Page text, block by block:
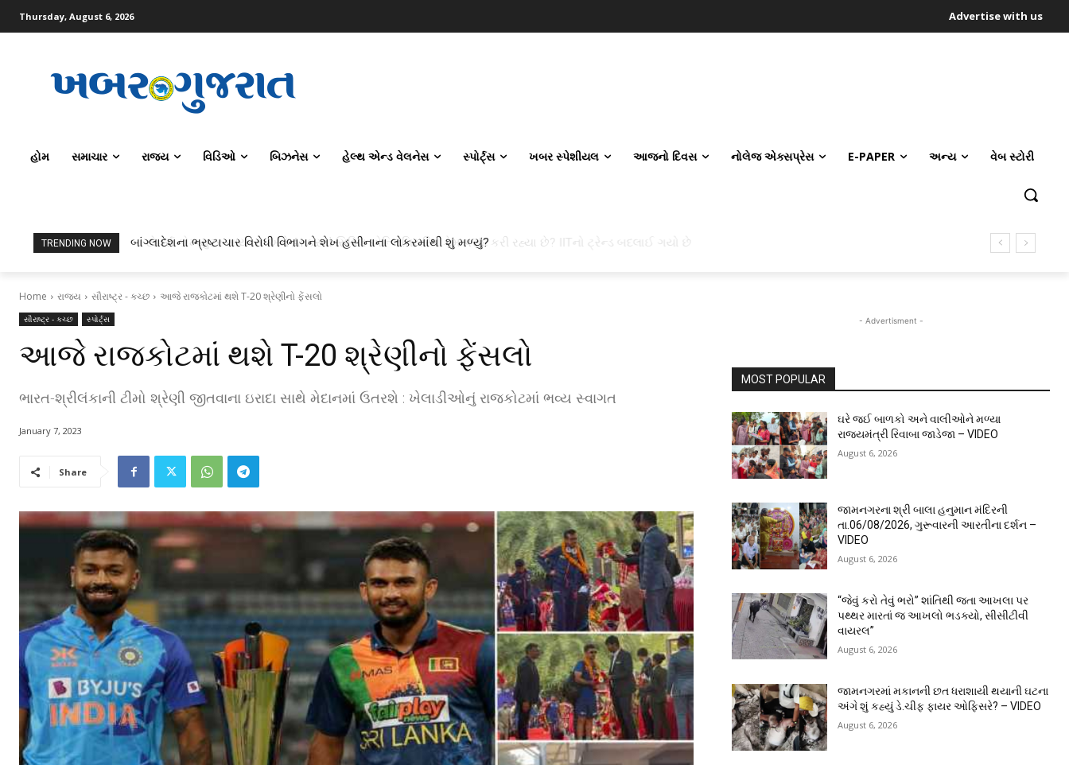
Thursday, August 6, 2026 Advertise with us
હોમ સમાચાર રાજ્ય વિડિઓ બિઝનેસ હેલ્થ એન્ડ વેલનેસ સ્પોર્ટ્સ ખબર સ્પેશીયલ આજનો દિવસ નોલેજ એક્સપ્રેસ E-PAPER અન્ય વેબ સ્ટોરી
TRENDING NOW ટોપર્સ કોમ્પ્યુટર સાયન્સ અને AI કરતાં સિવિલ એન્જિનિયરિંગ કેમ પસંદ કરી રહ્યા છે? IITનો ટ્રેન્ડ બદલાઈ ગયો છે
Home રાજ્ય સૌરાષ્ટ્ર - કચ્છ આજે રાજકોટમાં થશે T-20 શ્રેણીનો ફેંસલો
સૌરાષ્ટ્ર - કચ્છ સ્પોર્ટ્સ
આજે રાજકોટમાં થશે T-20 શ્રેણીનો ફેંસલો
ભારત-શ્રીલંકાની ટીમો શ્રેણી જીતવાના ઇરાદા સાથે મેદાનમાં ઉતરશે : ખેલાડીઓનું રાજકોટમાં ભવ્ય સ્વાગત
January 7, 2023
Share
- Advertisment -
MOST POPULAR
ઘરે જઈ બાળકો અને વાલીઓને મળ્યા
રાજ્યમંત્રી રિવાબા જાડેજા – VIDEO
August 6, 2026
જામનગરના શ્રી બાલા હનુમાન મંદિરની
તા.06/08/2026, ગુરૂવારની આરતીના દર્શન –
VIDEO
August 6, 2026
“જેવું કરો તેવું ભરો” શાંતિથી જતા આખલા પર
પથ્થર મારતાં જ આખલો ભડક્યો, સીસીટીવી
વાયરલ”
August 6, 2026
જામનગરમાં મકાનની છત ધરાશાયી થયાની ઘટના
અંગે શું કહ્યું ડે.ચીફ ફાયર ઓફિસરે? – VIDEO
August 6, 2026